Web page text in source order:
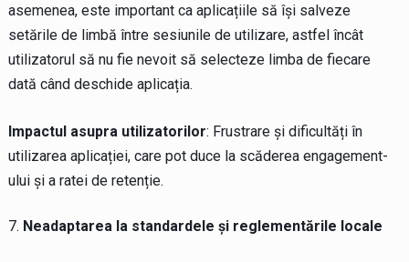
asemenea, este important ca aplicațiile să își salveze
setările de limbă între sesiunile de utilizare, astfel încât
utilizatorul să nu fie nevoit să selecteze limba de fiecare
dată când deschide aplicația.
Impactul asupra utilizatorilor: Frustrare și dificultăți în
utilizarea aplicației, care pot duce la scăderea engagement-
ului și a ratei de retenție.
Neadaptarea la standardele și reglementările locale